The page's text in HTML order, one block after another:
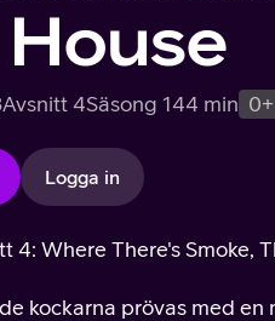
Avsnitt 4Säsong 144 min 0+
Logga in
4: Where There's Smoke,
kockarna prövas med